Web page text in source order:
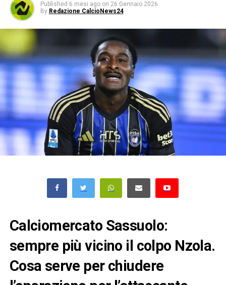
Published 6 mesi ago on 26 Gennaio 2026
By Redazione CalcioNews24
Calciomercato Sassuolo:
sempre più vicino il colpo Nzola.
Cosa serve per chiudere